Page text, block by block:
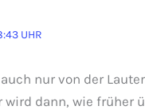
UHR
nur von der
wird dann, wie früher